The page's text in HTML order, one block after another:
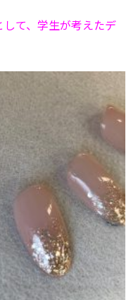
て、学生が考えたデ